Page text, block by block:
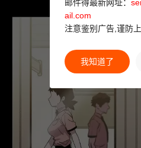
邮件得最新网址：
ail.com
注意鉴别广告,谨防上
我知道了